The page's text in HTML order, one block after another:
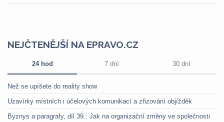
NEJČTENĚJŠÍ NA EPRAVO.CZ
24 hod 7 dní 30 dní
Než se upíšete do reality show
Uzavírky místních i účelových komunikací a zřizování objížděk
Byznys a paragrafy, díl 39.: Jak na organizační změny ve společnosti